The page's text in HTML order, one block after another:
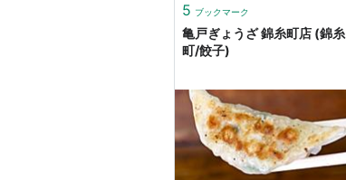
5 ブックマーク
亀戸ぎょうざ 錦糸町店 (錦糸
町/餃子)